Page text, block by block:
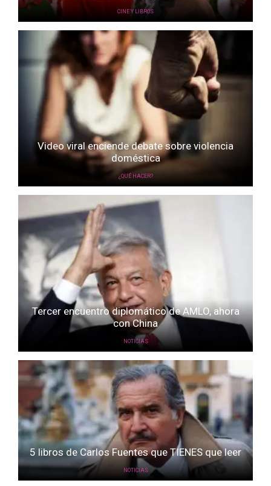
CINE Y LIBROS
Video viral enciende debate sobre violencia
doméstica
¿QUÉ HACER?
Tercer encuentro diplomático de AMLO, ahora
con China
NOTICIAS
5 libros de Carlos Fuentes que TIENES que leer
NOTICIAS